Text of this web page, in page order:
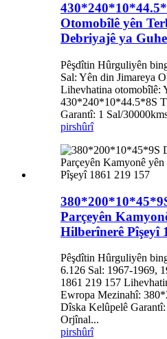
Otomobîlê yên
Debriyajê ya
Pêşdîtin Hûrguliyên
Sal: Yên din Jimareya
Lihevhatina otomobîlê:
430*240*10*44.5*8S
Garantî: 1 Sal/
pirshûrî
Parçeyên
Hilberînerê Pîşeyî
Pêşdîtin Hûrguliyên
6.126 Sal: 1967-1969,
1861 219 157
Ewropa Mezinahî:
Dîska Kelûpelê
Orjînal...
pirshûrî